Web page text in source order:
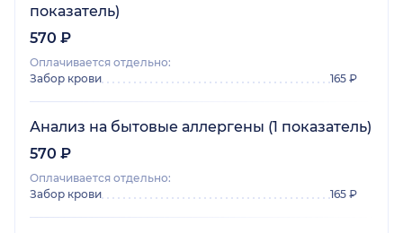
показатель)
570 ₽
Оплачивается отдельно:
Забор крови
165 ₽
Анализ на бытовые аллергены (1 показатель)
570 ₽
Оплачивается отдельно:
Забор крови
165 ₽